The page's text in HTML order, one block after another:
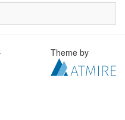
Theme by